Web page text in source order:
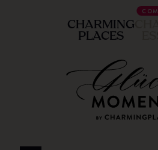
CHARMING
PLACES